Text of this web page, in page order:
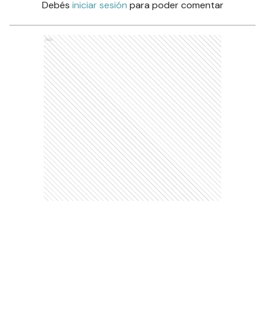
Debés iniciar sesión para poder comentar
Ads